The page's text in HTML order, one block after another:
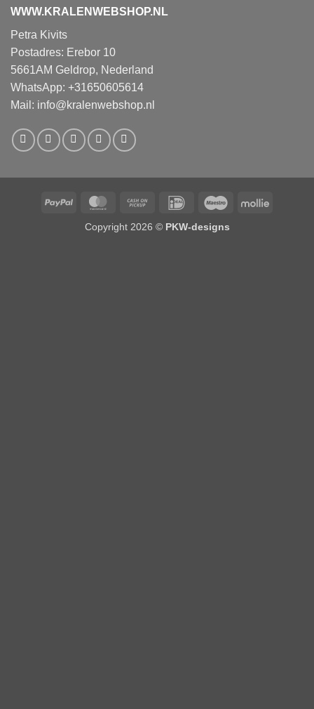
WWW.KRALENWEBSHOP.NL
Petra Kivits
Postadres: Erebor 10
5661AM Geldrop, Nederland
WhatsApp: +31650605614
Mail: info@kralenwebshop.nl
PayPal MasterCardCash
Pickup
IDeal Maestro Mollie
Copyright 2026 © PKW-designs